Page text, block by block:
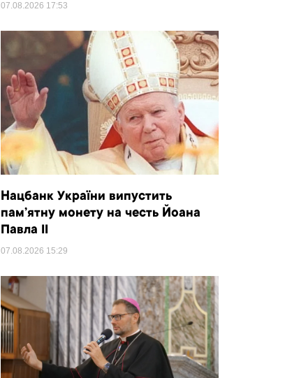
07.08.2026 17:53
Нацбанк України випустить
пам’ятну монету на честь Йоана
Павла II
07.08.2026 15:29